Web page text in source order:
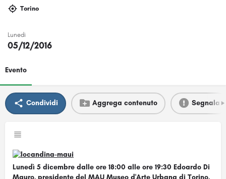
Torino
Lunedi
05/12/2016
Evento
Condividi Aggrega contenuto Segnala
Lunedì 5 dicembre dalle ore 18:00 alle ore 19:30 Edoardo Di
Mauro, presidente del MAU Museo d'Arte Urbana di Torino,